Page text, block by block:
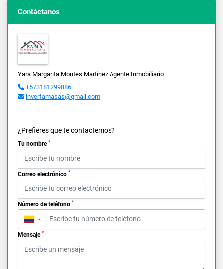
Contáctanos
Yara Margarita Montes Martinez Agente Inmobiliario
+573181299886
inverfamasas@gmail.com
¿Prefieres que te contactemos?
Tu nombre *
Correo electrónico *
Número de teléfono *
▼
Mensaje *